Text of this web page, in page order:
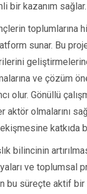
bir kazanım sağlar.
toplumlarına
sunar. Bu
ve çözüm
olur. Gönüllü
olmalarını
katkıda
bilincinin
ve toplumsal
bu süreçte aktif